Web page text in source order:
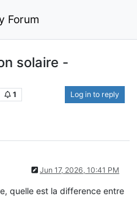
Forum
solaire -
1 Log in to reply
Jun 17, 2026, 10:41 PM
quelle est la difference entre